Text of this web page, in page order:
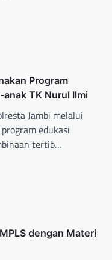
Program
anak TK Nurul Ilmi
Jambi melalui
edukasi
tertib…
dengan Materi